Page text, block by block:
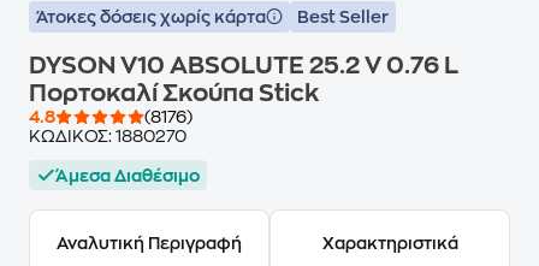
Άτοκες δόσεις χωρίς κάρτα Best Seller
DYSON V10 ABSOLUTE 25.2 V 0.76 L
Πορτοκαλί Σκούπα Stick
4.8
(8176)
ΚΩΔΙΚΟΣ: 1880270
Άμεσα Διαθέσιμο
Αναλυτική Περιγραφή Χαρακτηριστικά